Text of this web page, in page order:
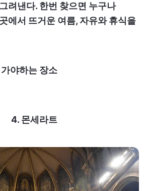
려낸다. 한번 찾으면 누구나
에서 뜨거운 여름, 자유와 휴식을
야하는 장소
4. 몬세라트